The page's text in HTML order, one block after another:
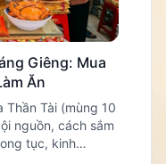
Giêng: Mua
Ăn
Thần Tài (mùng 10
nguồn, cách sắm
tục, kinh